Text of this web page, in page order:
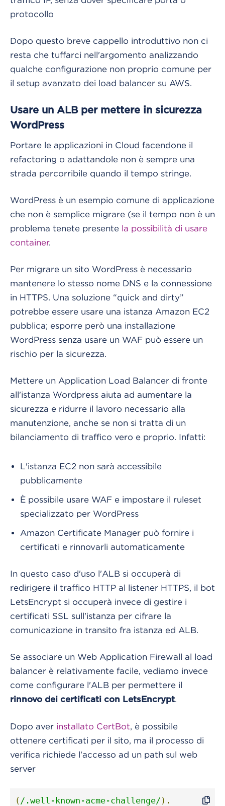
protocollo
Dopo questo breve cappello introduttivo non ci
resta che tuffarci nell'argomento analizzando
qualche configurazione non proprio comune per
il setup avanzato dei load balancer su AWS.
Usare un ALB per mettere in sicurezza
WordPress
Portare le applicazioni in Cloud facendone il
refactoring o adattandole non è sempre una
strada percorribile quando il tempo stringe.
WordPress è un esempio comune di applicazione
che non è semplice migrare (se il tempo non è un
problema tenete presente la possibilità di usare
container.
Per migrare un sito WordPress è necessario
mantenere lo stesso nome DNS e la connessione
in HTTPS. Una soluzione “quick and dirty”
potrebbe essere usare una istanza Amazon EC2
pubblica; esporre però una installazione
WordPress senza usare un WAF può essere un
rischio per la sicurezza.
Mettere un Application Load Balancer di fronte
all'istanza Wordpress aiuta ad aumentare la
sicurezza e ridurre il lavoro necessario alla
manutenzione, anche se non si tratta di un
bilanciamento di traffico vero e proprio. Infatti:
L'istanza EC2 non sarà accessibile
pubblicamente
È possibile usare WAF e impostare il ruleset
specializzato per WordPress
Amazon Certificate Manager può fornire i
certificati e rinnovarli automaticamente
In questo caso d'uso l'ALB si occuperà di
redirigere il traffico HTTP al listener HTTPS, il bot
LetsEncrypt si occuperà invece di gestire i
certificati SSL sull'istanza per cifrare la
comunicazione in transito fra istanza ed ALB.
Se associare un Web Application Firewall al load
balancer è relativamente facile, vediamo invece
come configurare l'ALB per permettere il
rinnovo dei certificati con LetsEncrypt.
Dopo aver installato CertBot, è possibile
ottenere certificati per il sito, ma il processo di
verifica richiede l'accesso ad un path sul web
server
( /.well-known-acme-challenge/ ).